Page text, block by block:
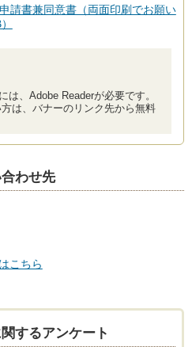
請書兼同意書（両面印刷でお願い
は、Adobe Readerが必要です。
は、バナーのリンク先から無料
わせ先
こちら
するアンケート